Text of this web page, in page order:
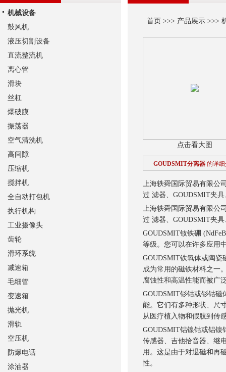
首页 >>> 产品展示>>>
点击看大图
GOUDSMIT分离器 的详
上海轶舜国际贸易有限公
过 滤器、GOUDSMIT夹
上海轶舜国际贸易有限公
过 滤器、GOUDSMIT夹
GOUDSMIT钕铁硼
等级。您可以在许多应用
GOUDSMIT铁氧体或陶
成为常用的磁铁材料之一
腐蚀性和高温性能而被广
GOUDSMIT钐钴或钐钴磁
能。它们有多种形状、尺
从医疗植入物和假肢到传
GOUDSMIT铝镍钴或铝
传感器、吉他拾音器、继
用。这是由于对退磁和再
性。
机械设备
鼓风机
液压切割设备
直流整流机
离心管
滑块
丝杠
爆破膜
振荡器
空气清洗机
高间隙
压缩机
搅拌机
全自动打包机
执行机构
工业摄像头
齿轮
滑环系统
减速箱
毛细管
变速箱
抛光机
滑轨
空压机
防爆电话
涂油器